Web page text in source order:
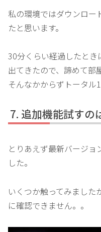
私の環境ではダウンロー
たと思います。
30分くらい経過したとき
出てきたので、諦めて部
そんなかからずトータル
追加機能試すの
とりあえず最新バージ
した。
いくつか触ってみました
に確認できません。。